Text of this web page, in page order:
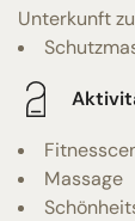
Unterkunft
Massage